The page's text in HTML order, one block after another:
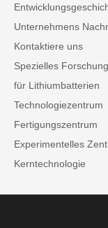
Unternehmens
Kontaktiere uns
Spezielles
für Lithiumbatterien
Technologiezentrum
Fertigungszentrum
Experimentelles
Kerntechnologie